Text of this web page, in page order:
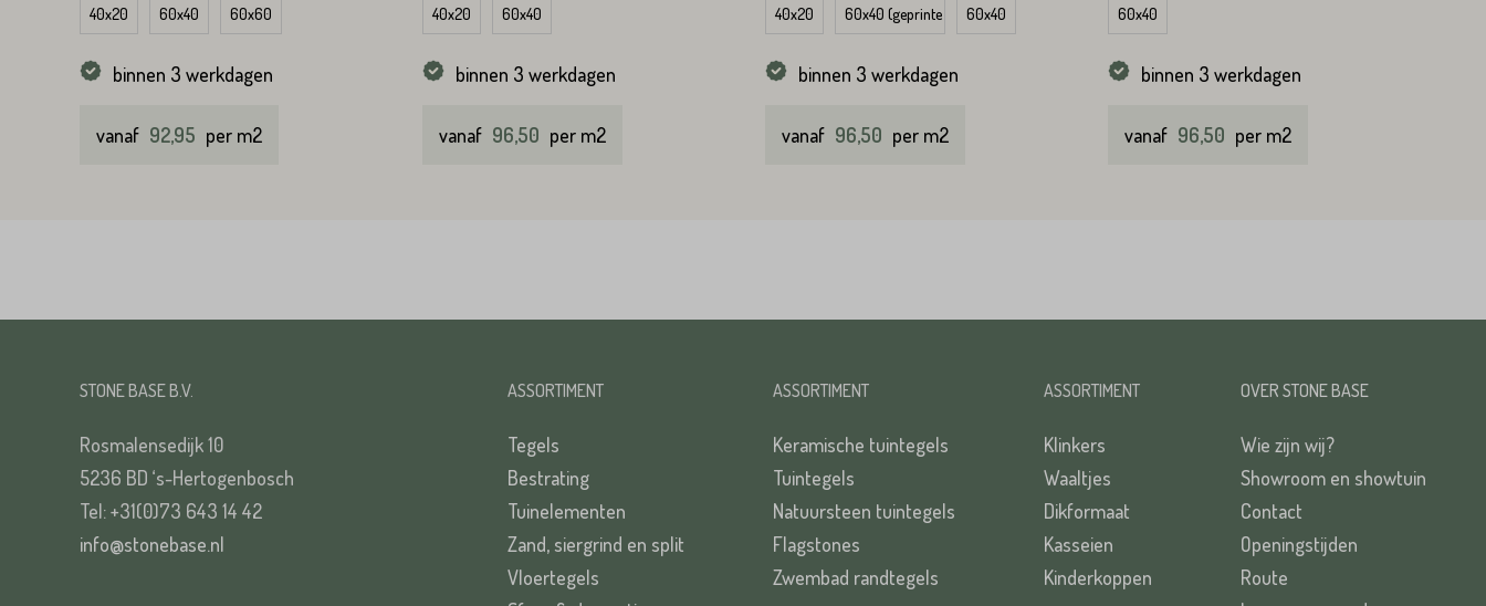
40x20 60x40 60x60
binnen 3 werkdagen
vanaf 92,95 per m2
40x20 60x40
binnen 3 werkdagen
vanaf 96,50 per m2
40x20 60x40 (geprinte zijkanten)
60x40
binnen 3 werkdagen
vanaf 96,50 per m2
60x40
binnen 3 werkdagen
vanaf 96,50 per m2
STONE BASE B.V.
Rosmalensedijk 10
5236 BD ‘s-Hertogenbosch
Tel: +31(0)73 643 14 42
info@stonebase.nl
ASSORTIMENT
Tegels
Bestrating
Tuinelementen
Zand, siergrind en split
Vloertegels
ASSORTIMENT
Keramische tuintegels
Tuintegels
Natuursteen tuintegels
Flagstones
Zwembad randtegels
ASSORTIMENT
Klinkers
Waaltjes
Dikformaat
Kasseien
Kinderkoppen
OVER STONE BASE
Wie zijn wij?
Showroom en showtuin
Contact
Openingstijden
Route